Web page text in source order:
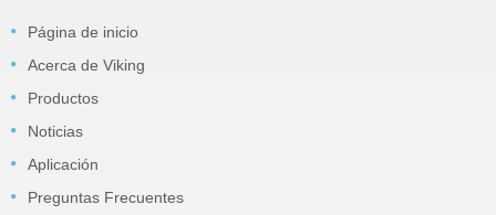
Página de inicio
Acerca de Viking
Productos
Noticias
Aplicación
Preguntas Frecuentes